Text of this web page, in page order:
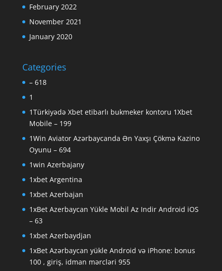
February 2022
November 2021
January 2020
Categories
– 618
1
1Türkiyədə Xbet etibarlı bukmeker kontoru 1Xbet
Mobile – 199
1Win Aviator Azərbaycanda Ən Yaxşı Çökmə Kazino
Oyunu – 694
1win Azerbajany
1xbet Argentina
1xbet Azerbajan
1xBet Azerbaycan Yükle Mobil Az Indir Android iOS
– 63
1xbet Azerbaydjan
1xBet Azərbaycan yükle Android və iPhone: bonus
100 , giriş, idman mərcləri 955